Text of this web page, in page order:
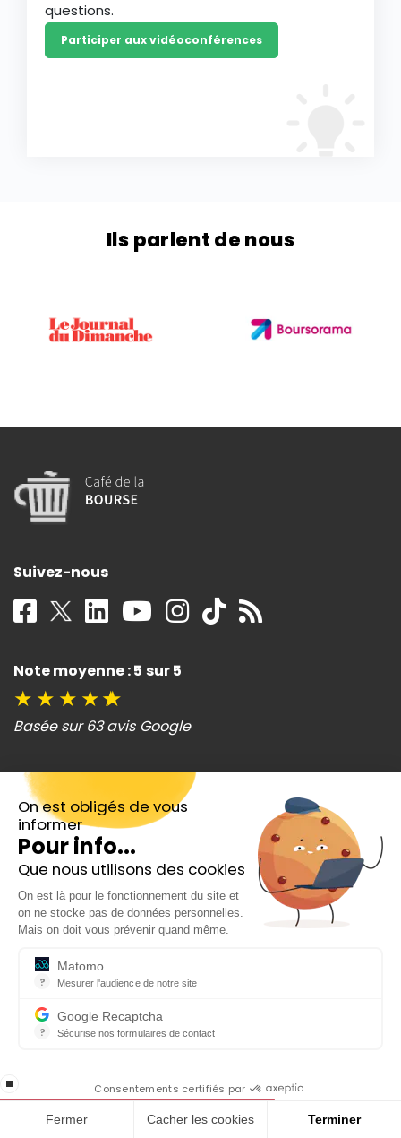
On est obligés de vous
informer
Pour info...
Que nous utilisons des cookies
On est là pour le fonctionnement du site et
on ne stocke pas de données personnelles.
Mais on doit vous prévenir quand même.
?
Matomo
Mesurer l'audience de notre site
?
Google Recaptcha
Sécurise nos formulaires de contact
stop loading Consentements certifiés par
Fermer Cacher les cookies Terminer
questions.
Participer aux vidéoconférences
Ils parlent de nous
Inscrivez-vous gratuitement à
notre Newsletter hebdo
En cadeau notre ebook
politique de confidentialité de ce site
Suivez-nous
Note moyenne : 5 sur 5
★ ★ ★ ★★
Basée sur 63 avis Google
Catégories
Bourse
Crypto
Trading
Top actions
Analyses actions
Produits financiers